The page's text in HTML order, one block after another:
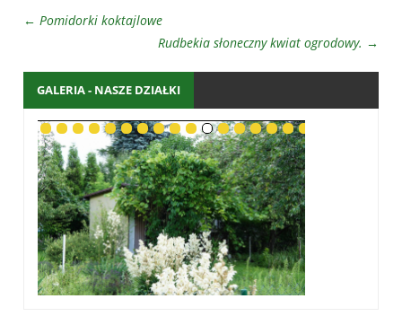
← Pomidorki koktajlowe
Rudbekia słoneczny kwiat ogrodowy. →
GALERIA - NASZE DZIAŁKI